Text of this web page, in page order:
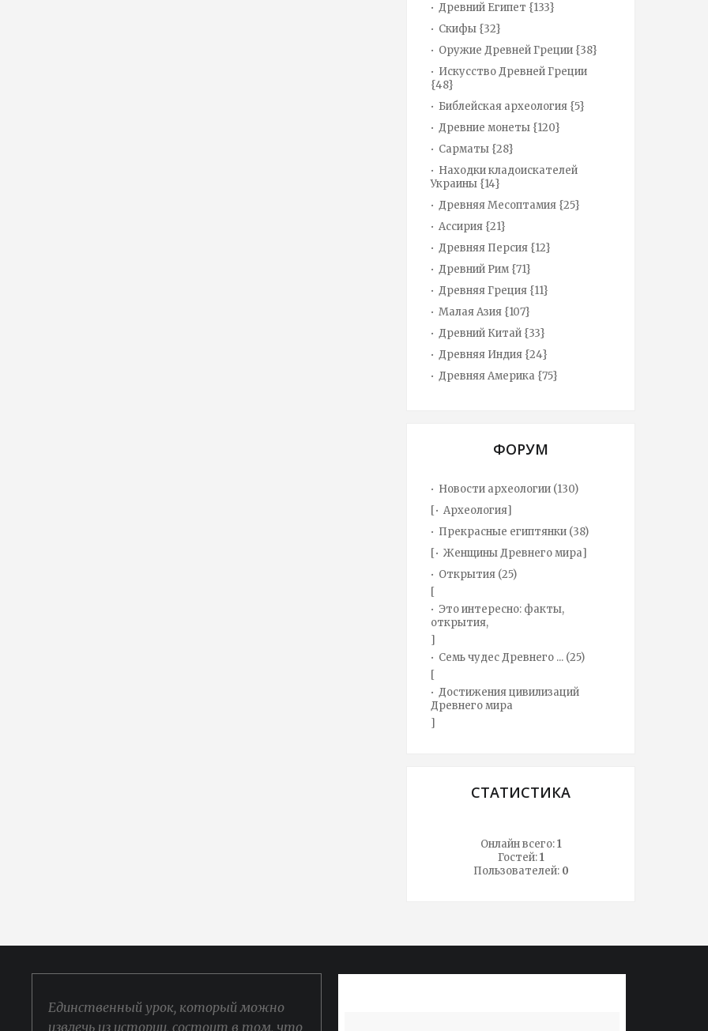
Древний Египет {133}
Скифы {32}
Оружие Древней Греции {38}
Искусство Древней Греции
{48}
Библейская археология {5}
Древние монеты {120}
Сарматы {28}
Находки кладоискателей
Украины {14}
Древняя Месоптамия {25}
Ассирия {21}
Древняя Персия {12}
Древний Рим {71}
Древняя Греция {11}
Малая Азия {107}
Древний Китай {33}
Древняя Индия {24}
Древняя Америка {75}
ФОРУМ
Новости археологии (130)
[
Археология]
Прекрасные египтянки (38)
[
Женщины Древнего мира]
Открытия (25)
[
Это интересно: факты,
открытия,
]
Семь чудес Древнего ... (25)
[
Достижения цивилизаций
Древнего мира
]
СТАТИСТИКА
Онлайн всего:1
Гостей:1
Пользователей: 0
Единственный урок, который можно
извлечь из истории, состоит в том, что